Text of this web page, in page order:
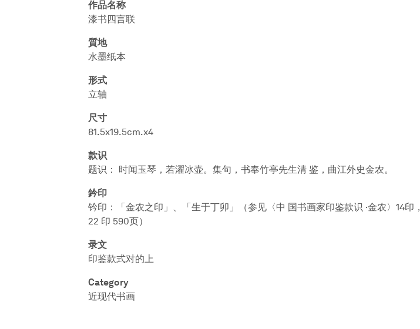
作品名称
漆书四言联
質地
水墨纸本
形式
立轴
尺寸
81.5x19.5cm.x4
款识
题识： 时闻玉琴，若濯冰壶。集句，书奉竹亭先生清 鉴，曲江外史金农。
鈐印
钤印：「金农之印」、「生于丁卯」（参见〈中 国书画家印鉴款识 ·金农〉14印，
22 印 590页）
录文
印鉴款式对的上
Category
近现代书画